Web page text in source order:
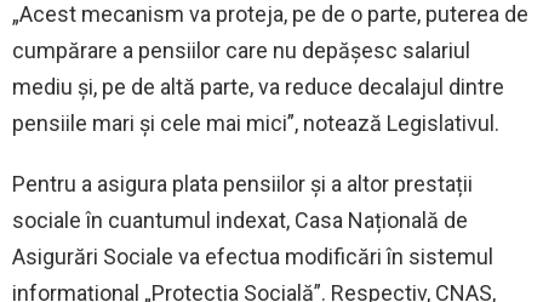
„Acest mecanism va proteja, pe de о parte, puterea de
cumpărare a pensiilor care nu depășesc salariul
mediu și, pe de altă parte, va reduce decalajul dintre
pensiile mari și cele mai mici”, notează Legislativul.
Pentru a asigura plata pensiilor și a altor prestații
sociale în cuantumul indexat, Casa Națională de
Asigurări Sociale va efectua modificări în sistemul
informațional „Protecția Socială”. Respectiv, CNAS,